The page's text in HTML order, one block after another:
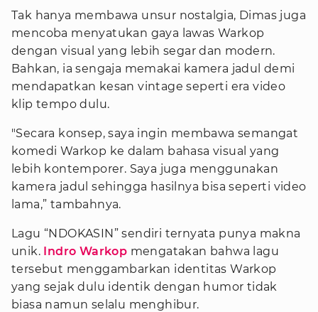
Tak hanya membawa unsur nostalgia, Dimas juga
mencoba menyatukan gaya lawas Warkop
dengan visual yang lebih segar dan modern.
Bahkan, ia sengaja memakai kamera jadul demi
mendapatkan kesan vintage seperti era video
klip tempo dulu.
"Secara konsep, saya ingin membawa semangat
komedi Warkop ke dalam bahasa visual yang
lebih kontemporer. Saya juga menggunakan
kamera jadul sehingga hasilnya bisa seperti video
lama,” tambahnya.
Lagu “NDOKASIN” sendiri ternyata punya makna
unik. Indro Warkop mengatakan bahwa lagu
tersebut menggambarkan identitas Warkop
yang sejak dulu identik dengan humor tidak
biasa namun selalu menghibur.